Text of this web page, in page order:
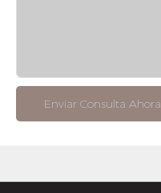
Enviar Consulta Ahora